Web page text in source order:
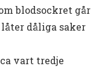
blodsockret går
dåliga saker
vart tredje